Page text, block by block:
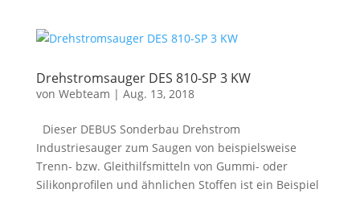
Drehstromsauger DES 810-SP 3 KW
von Webteam | Aug. 13, 2018
Dieser DEBUS Sonderbau Drehstrom
Industriesauger zum Saugen von beispielsweise
Trenn- bzw. Gleithilfsmitteln von Gummi- oder
Silikonprofilen und ähnlichen Stoffen ist ein Beispiel